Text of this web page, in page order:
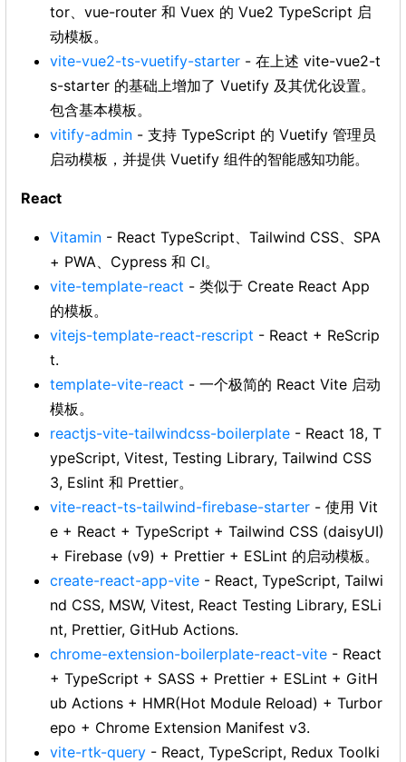
tor、vue-router 和 Vuex 的 Vue2 TypeScript 启
动模板。
vite-vue2-ts-vuetify-starter - 在上述 vite-vue2-t
s-starter 的基础上增加了 Vuetify 及其优化设置。
包含基本模板。
vitify-admin - 支持 TypeScript 的 Vuetify 管理员
启动模板，并提供 Vuetify 组件的智能感知功能。
React
Vitamin - React TypeScript、Tailwind CSS、SPA
+ PWA、Cypress 和 CI。
vite-template-react - 类似于 Create React App
的模板。
vitejs-template-react-rescript - React + ReScrip
t.
template-vite-react - 一个极简的 React Vite 启动
模板。
reactjs-vite-tailwindcss-boilerplate - React 18, T
ypeScript, Vitest, Testing Library, Tailwind CSS
3, Eslint 和 Prettier。
vite-react-ts-tailwind-firebase-starter - 使用 Vit
e + React + TypeScript + Tailwind CSS (daisyUI)
+ Firebase (v9) + Prettier + ESLint 的启动模板。
create-react-app-vite - React, TypeScript, Tailwi
nd CSS, MSW, Vitest, React Testing Library, ESLi
nt, Prettier, GitHub Actions.
chrome-extension-boilerplate-react-vite - React
+ TypeScript + SASS + Prettier + ESLint + GitH
ub Actions + HMR(Hot Module Reload) + Turbor
epo + Chrome Extension Manifest v3.
vite-rtk-query - React, TypeScript, Redux Toolki